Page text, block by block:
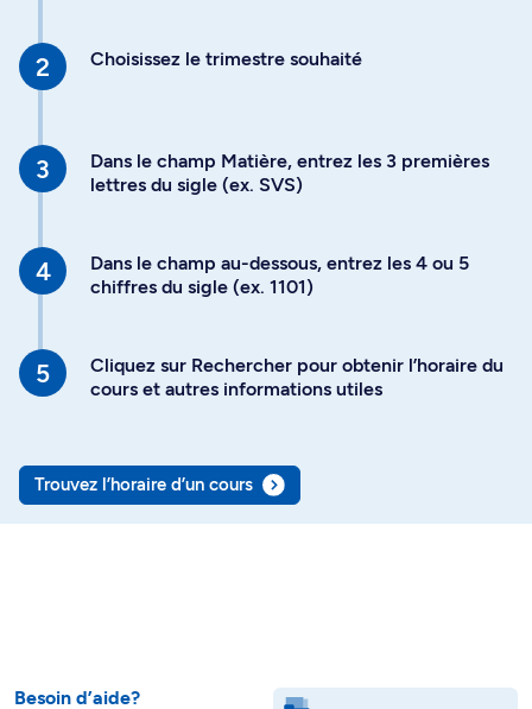
Choisissez le trimestre souhaité
Dans le champ Matière, entrez les 3 premières
lettres du sigle (ex. SVS)
Dans le champ au-dessous, entrez les 4 ou 5
chiffres du sigle (ex. 1101)
Cliquez sur Rechercher pour obtenir l’horaire du
cours et autres informations utiles
Trouvez l’horaire d’un cours
Besoin d’aide?